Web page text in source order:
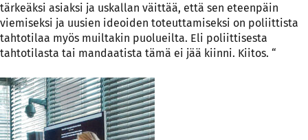
tärkeäksi asiaksi ja uskallan väittää, että sen eteenpäin
viemiseksi ja uusien ideoiden toteuttamiseksi on poliittista
tahtotilaa myös muiltakin puolueilta. Eli poliittisesta
tahtotilasta tai mandaatista tämä ei jää kiinni. Kiitos. “